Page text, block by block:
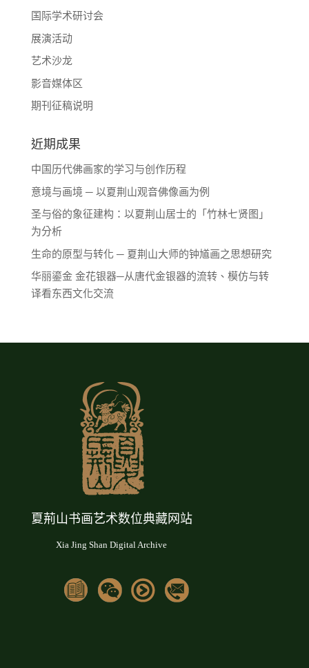
国际学术研讨会
展演活动
艺术沙龙
影音媒体区
期刊征稿说明
近期成果
中国历代佛画家的学习与创作历程
意境与画境 ─ 以夏荆山观音佛像画为例
圣与俗的象征建构：以夏荆山居士的「竹林七贤图」
为分析
生命的原型与转化 ─ 夏荆山大师的钟馗画之思想研究
华丽鎏金 金花银器─从唐代金银器的流转、模仿与转
译看东西文化交流
夏荊山书画艺术数位典藏网站
Xia Jing Shan Digital Archive